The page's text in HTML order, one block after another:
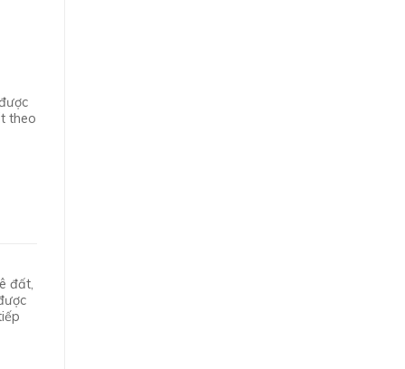
theo
đất,